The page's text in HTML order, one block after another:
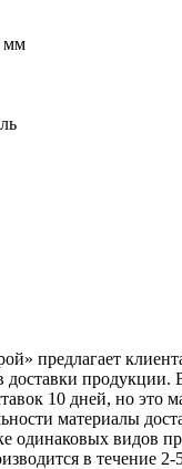
мм
предлагает
доставки продукции.
10 дней, но это
материалы
одинаковых видов
в течение 2-